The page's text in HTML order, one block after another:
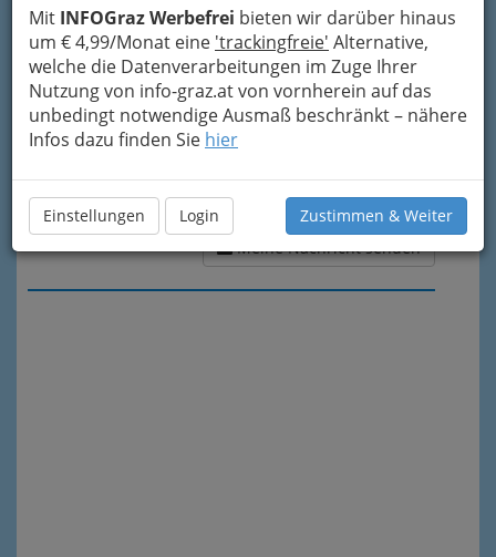
Mit INFOGraz Werbefrei bieten wir darüber hinaus
um € 4,99/Monat eine 'trackingfreie' Alternative,
welche die Datenverarbeitungen im Zuge Ihrer
Nutzung von info-graz.at von vornherein auf das
unbedingt notwendige Ausmaß beschränkt – nähere
Infos dazu finden Sie hier
Einstellungen Login Zustimmen & Weiter
Meine Nachricht senden